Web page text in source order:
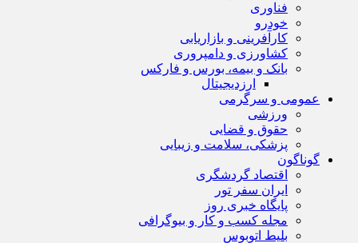
فناوری
خودرو
کارآفرینی و بازاریابی
کشاورزی و دامپروری
بانک و بیمه، بورس و فارکس
ارزدیجیتال
عمومی و سرگرمی
ورزشی
حقوق و قضایی
پزشکی، سلامت و زیبایی
گوناگون
اقتصاد گردشگری
ایران سفر تور
پایگاه خبری روز
مجله کسب و کار و بیوگرافی
بلیط اتوبوس